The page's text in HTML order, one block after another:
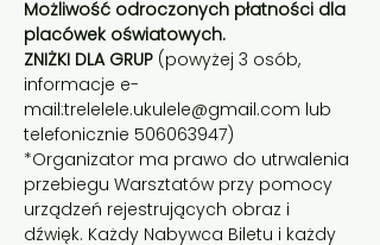
Możliwość odroczonych płatności dla
placówek oświatowych.
ZNIŻKI DLA GRUP (powyżej 3 osób,
informacje e-
mail:trelelele.ukulele@gmail.com lub
telefonicznie 506063947)
*Organizator ma prawo do utrwalenia
przebiegu Warsztatów przy pomocy
urządzeń rejestrujących obraz i
dźwięk. Każdy Nabywca Biletu i każdy